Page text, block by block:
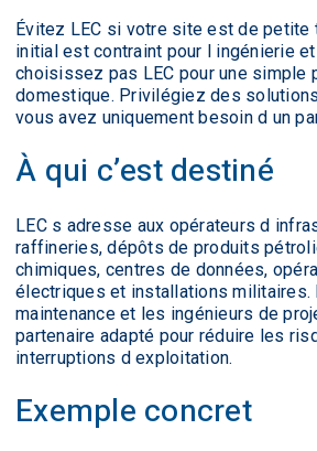
Évitez LEC si votre site est de
initial est contraint pour l ingénierie
choisissez pas LEC pour une simple
domestique. Privilégiez des
vous avez uniquement besoin d un
À qui c’est destiné
LEC s adresse aux opérateurs d
raffineries, dépôts de produits
chimiques, centres de données,
électriques et installations militaires.
maintenance et les ingénieurs de
partenaire adapté pour réduire les
interruptions d exploitation.
Exemple concret